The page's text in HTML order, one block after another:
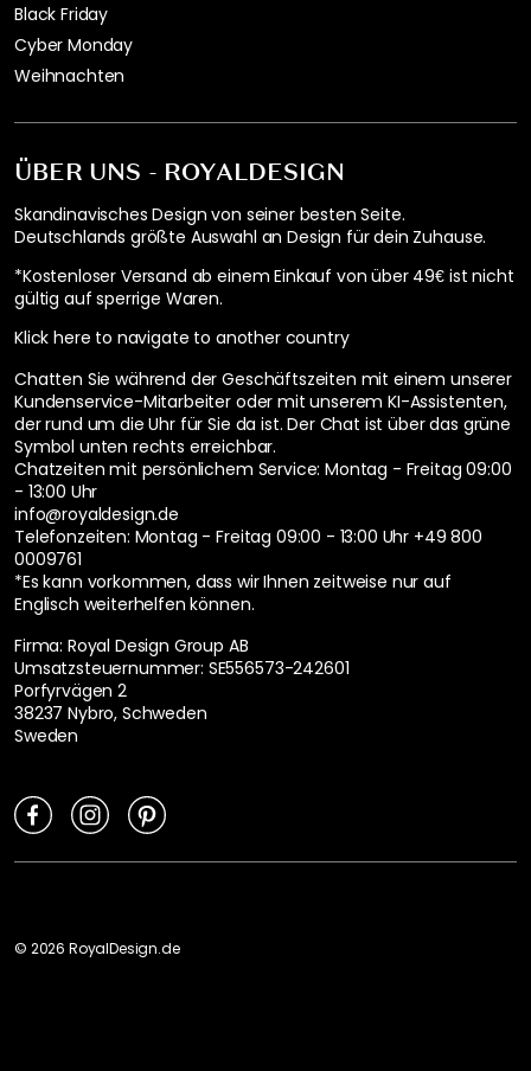
ÜBER UNS - ROYALDESIGN
Skandinavisches Design von seiner besten Seite.
Deutschlands größte Auswahl an Design für dein Zuhause.
*Kostenloser Versand ab einem Einkauf von über 49€ ist nicht
gültig auf sperrige Waren.
Klick here to navigate to another country
Chatten Sie während der Geschäftszeiten mit einem unserer
Kundenservice-Mitarbeiter oder mit unserem KI-Assistenten,
der rund um die Uhr für Sie da ist. Der Chat ist über das grüne
Symbol unten rechts erreichbar.
Chatzeiten mit persönlichem Service: Montag - Freitag 09:00
- 13:00 Uhr
info@royaldesign.de
Telefonzeiten: Montag - Freitag 09:00 - 13:00 Uhr +49 800
0009761
*Es kann vorkommen, dass wir Ihnen zeitweise nur auf
Englisch weiterhelfen können.
Firma: Royal Design Group AB
Umsatzsteuernummer: SE556573-242601
Porfyrvägen 2
38237 Nybro, Schweden
Sweden
Black Friday
Cyber Monday
Weihnachten
© 2026 RoyalDesign.de